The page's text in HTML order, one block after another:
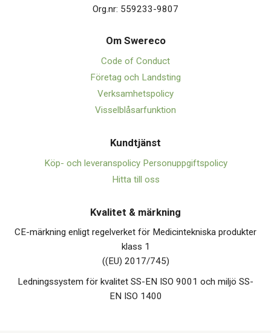
Org.nr: 559233-9807
Om Swereco
Code of Conduct
Företag och Landsting
Verksamhetspolicy
Visselblåsarfunktion
Kundtjänst
Köp- och leveranspolicy Personuppgiftspolicy
Hitta till oss
Kvalitet & märkning
CE-märkning enligt regelverket för Medicintekniska produkter
klass 1
((EU) 2017/745)
Ledningssystem för kvalitet SS-EN ISO 9001 och miljö SS-
EN ISO 1400